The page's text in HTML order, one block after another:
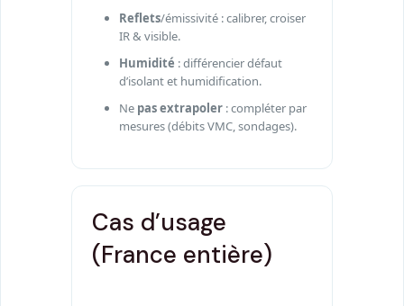
Reflets/émissivité : calibrer, croiser
IR & visible.
Humidité : différencier défaut
d’isolant et humidification.
Ne pas extrapoler : compléter par
mesures (débits VMC, sondages).
Cas d’usage
(France entière)